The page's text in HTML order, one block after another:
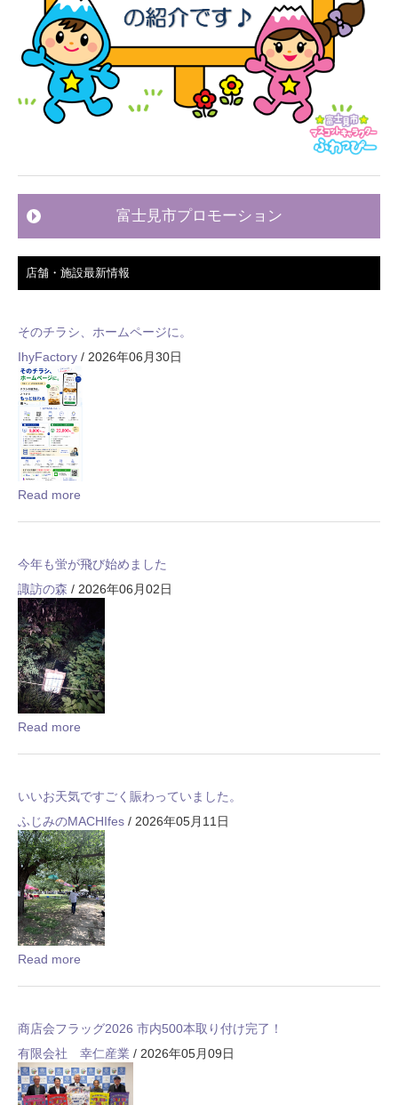
富士見市プロモーション
店舗・施設最新情報
そのチラシ、ホームページに。
IhyFactory / 2026年06月30日
Read more
今年も蛍が飛び始めました
諏訪の森 / 2026年06月02日
Read more
いいお天気ですごく賑わっていました。
ふじみのMACHIfes / 2026年05月11日
Read more
商店会フラッグ2026 市内500本取り付け完了！
有限会社 幸仁産業 / 2026年05月09日